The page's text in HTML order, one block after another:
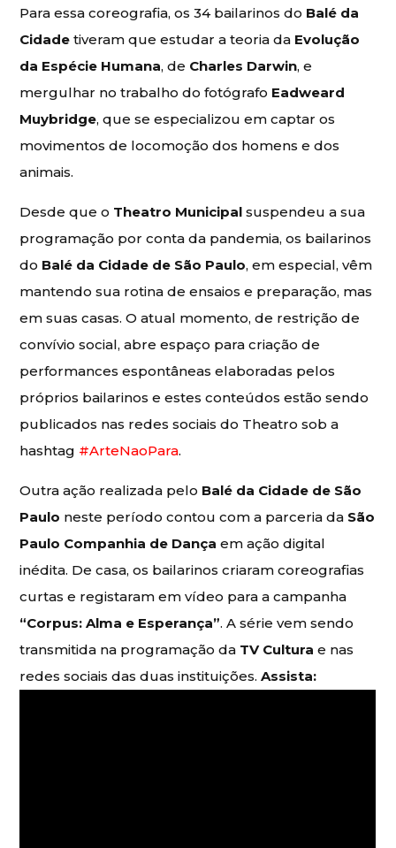
Para essa coreografia, os 34 bailarinos do Balé da
Cidade tiveram que estudar a teoria da Evolução
da Espécie Humana, de Charles Darwin, e
mergulhar no trabalho do fotógrafo Eadweard
Muybridge, que se especializou em captar os
movimentos de locomoção dos homens e dos
animais.
Desde que o Theatro Municipal suspendeu a sua
programação por conta da pandemia, os bailarinos
do Balé da Cidade de São Paulo, em especial, vêm
mantendo sua rotina de ensaios e preparação, mas
em suas casas. O atual momento, de restrição de
convívio social, abre espaço para criação de
performances espontâneas elaboradas pelos
próprios bailarinos e estes conteúdos estão sendo
publicados nas redes sociais do Theatro sob a
hashtag #ArteNaoPara.
Outra ação realizada pelo Balé da Cidade de São
Paulo neste período contou com a parceria da São
Paulo Companhia de Dança em ação digital
inédita. De casa, os bailarinos criaram coreografias
curtas e registaram em vídeo para a campanha
“Corpus: Alma e Esperança”. A série vem sendo
transmitida na programação da TV Cultura e nas
redes sociais das duas instituições.Assista: